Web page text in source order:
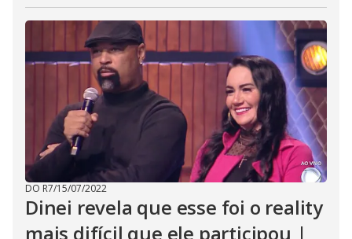
DO R7/15/07/2022
Dinei revela que esse foi o reality
mais difícil que ele participou |